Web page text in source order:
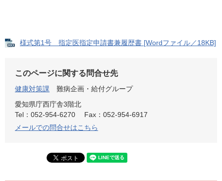
様式第1号 指定医指定申請書兼履歴書 [Wordファイル／18KB]
このページに関する問合せ先
健康対策課
難病企画・給付グループ
愛知県庁西庁舎3階北
Tel：052-954-6270
Fax：052-954-6917
メールでの問合せはこちら